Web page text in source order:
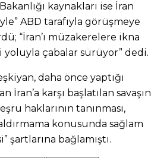
kaynakları ise İran
ABD tarafıyla görüşmeye
“İran’ı müzakerelere ikna
çabalar sürüyor” dedi.
daha önce yaptığı
İran’a karşı başlatılan savaşın
haklarının tanınması,
konusunda sağlam
şartlarına bağlamıştı.